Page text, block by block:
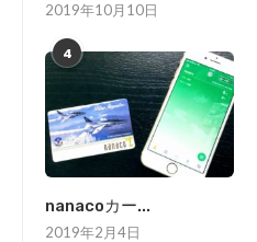
2019年10月10日
4
nanacoカー...
2019年2月4日